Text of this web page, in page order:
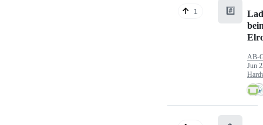
1 #️⃣
AB-
Jun